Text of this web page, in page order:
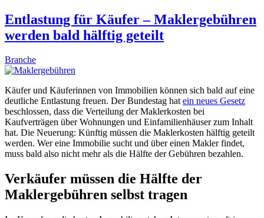
Entlastung für Käufer – Maklergebühren
werden bald hälftig geteilt
Branche
Käufer und Käuferinnen von Immobilien können sich bald auf eine
deutliche Entlastung freuen. Der Bundestag hatein neues Gesetz
beschlossen, dass die Verteilung der Maklerkosten bei
Kaufverträgen über Wohnungen und Einfamilienhäuser zum Inhalt
hat. Die Neuerung: Künftig müssen die Maklerkosten hälftig geteilt
werden. Wer eine Immobilie sucht und über einen Makler findet,
muss bald also nicht mehr als die Hälfte der Gebühren bezahlen.
Verkäufer müssen die Hälfte der
Maklergebühren selbst tragen